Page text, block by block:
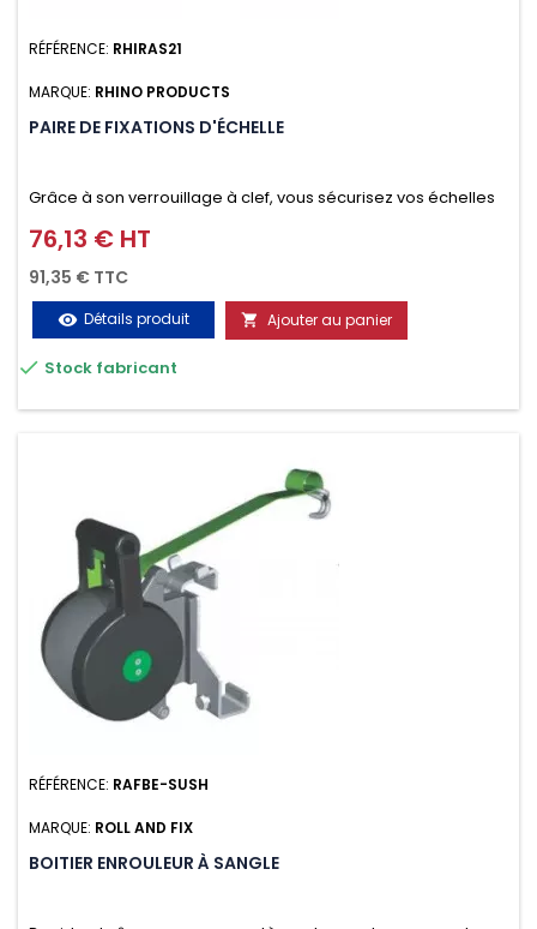
RÉFÉRENCE: RHIRAS21
MARQUE: RHINO PRODUCTS
PAIRE DE FIXATIONS D'ÉCHELLE
Grâce à son verrouillage à clef, vous sécurisez vos échelles
d'un seul geste aussi bien contre le vol que pendant le
transport. Référence vendue par paire.
Prix
76,13 € HT
91,35 € TTC
visibility Détails produit  Ajouter au panier
 Stock fabricant
RÉFÉRENCE: RAFBE-SUSH
MARQUE: ROLL AND FIX
BOITIER ENROULEUR À SANGLE